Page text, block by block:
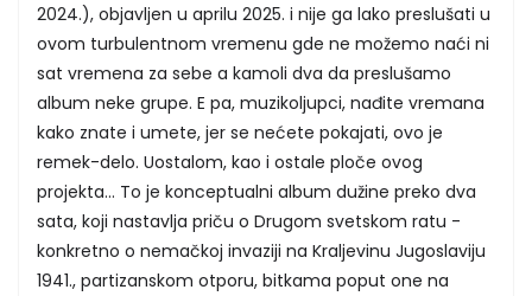
2024.), objavljen u aprilu 2025. i nije ga lako preslušati u
ovom turbulentnom vremenu gde ne možemo naći ni
sat vremena za sebe a kamoli dva da preslušamo
album neke grupe. E pa, muzikoljupci, nađite vremana
kako znate i umete, jer se nećete pokajati, ovo je
remek-delo. Uostalom, kao i ostale ploče ovog
projekta... To je konceptualni album dužine preko dva
sata, koji nastavlja priču o Drugom svetskom ratu -
konkretno o nemačkoj invaziji na Kraljevinu Jugoslaviju
1941., partizanskom otporu, bitkama poput one na